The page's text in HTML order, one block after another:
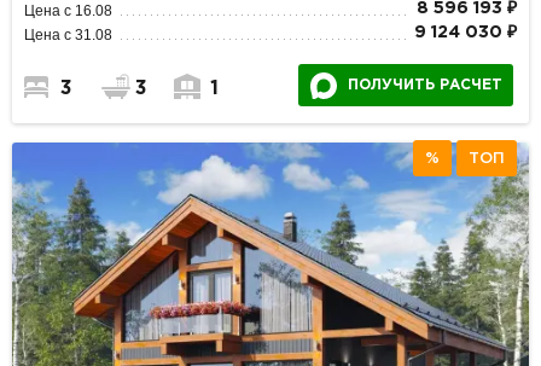
Цена с 16.08 8 596 193 ₽
Цена с 31.08 9 124 030 ₽
3 3 1 ПОЛУЧИТЬ РАСЧЕТ
% ТОП